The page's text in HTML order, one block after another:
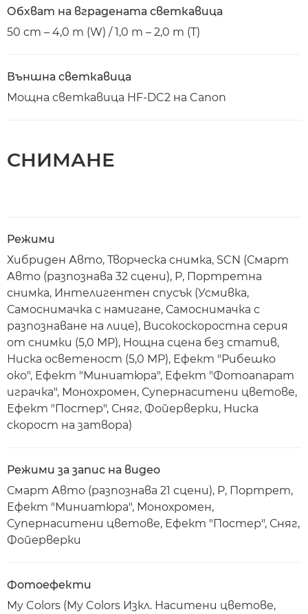
Обхват на вградената светкавица
50 cm – 4,0 m (W) / 1,0 m – 2,0 m (T)
Външна светкавица
Мощна светкавица HF-DC2 на Canon
СНИМАНЕ
Режими
Хибриден Авто, Творческа снимка, SCN (Смарт
Авто (разпознава 32 сцени), P, Портретна
снимка, Интелигентен спусък (Усмивка,
Самоснимачка с намигане, Самоснимачка с
разпознаване на лице), Високоскоростна серия
от снимки (5,0 MP), Нощна сцена без статив,
Ниска осветеност (5,0 MP), Ефект "Рибешко
око", Ефект "Миниатюра", Ефект "Фотоапарат
играчка", Монохромен, Супернаситени цветове,
Ефект "Постер", Сняг, Фойерверки, Ниска
скорост на затвора)
Режими за запис на видео
Смарт Авто (разпознава 21 сцени), P, Портрет,
Ефект "Миниатюра", Монохромен,
Супернаситени цветове, Ефект "Постер", Сняг,
Фойерверки
Фотоефекти
My Colors (My Colors Изкл. Наситени цветове,